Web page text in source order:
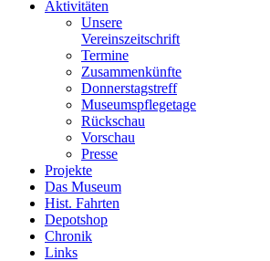
Aktivitäten
Unsere
Vereinszeitschrift
Termine
Zusammenkünfte
Donnerstagstreff
Museumspflegetage
Rückschau
Vorschau
Presse
Projekte
Das Museum
Hist. Fahrten
Depotshop
Chronik
Links